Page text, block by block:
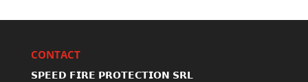
CONTACT
𝗦𝗣𝗘𝗘𝗗 𝗙𝗜𝗥𝗘 𝗣𝗥𝗢𝗧𝗘𝗖𝗧𝗜𝗢𝗡 𝗦𝗥𝗟